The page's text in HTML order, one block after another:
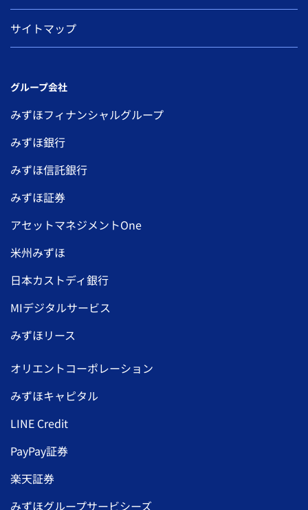
サイトマップ
グループ会社
みずほフィナンシャルグループ
みずほ銀行
みずほ信託銀行
みずほ証券
アセットマネジメントOne
米州みずほ
日本カストディ銀行
MIデジタルサービス
みずほリース
オリエントコーポレーション
みずほキャピタル
LINE Credit
PayPay証券
楽天証券
みずほグループサービシーズ